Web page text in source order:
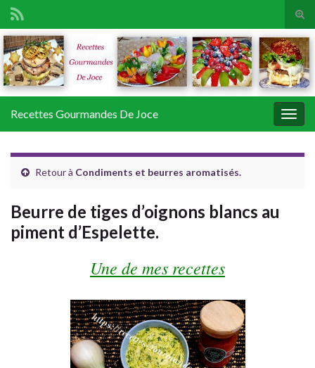
Search for:
Recettes Gourmandes De Joce
Retour à Condiments et beurres aromatisés.
Beurre de tiges d’oignons blancs au
piment d’Espelette.
Une de mes recettes